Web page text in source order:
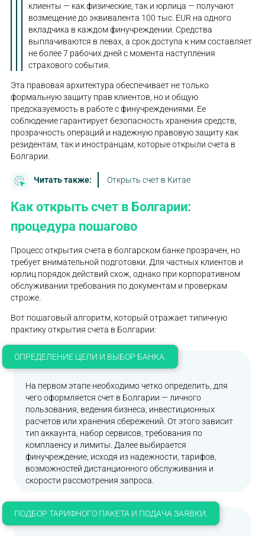
клиенты — как физические, так и юрлица — получают
возмещение до эквивалента 100 тыс. EUR на одного
вкладчика в каждом финучреждении. Средства
выплачиваются в левах, а срок доступа к ним составляет
не более 7 рабочих дней с момента наступления
страхового события.
Эта правовая архитектура обеспечивает не только
формальную защиту прав клиентов, но и общую
предсказуемость в работе с финучреждениями. Ее
соблюдение гарантирует безопасность хранения средств,
прозрачность операций и надежную правовую защиту как
резидентам, так и иностранцам, которые открыли счета в
Болгарии.
Читать также: Открыть счет в Китае
Как открыть счет в Болгарии:
процедура пошагово
Процесс открытия счета в болгарском банке прозрачен, но
требует внимательной подготовки. Для частных клиентов и
юрлиц порядок действий схож, однако при корпоративном
обслуживании требования по документам и проверкам
строже.
Вот пошаговый алгоритм, который отражает типичную
практику открытия счета в Болгарии:
ОПРЕДЕЛЕНИЕ ЦЕЛИ И ВЫБОР БАНКА.
На первом этапе необходимо четко определить, для
чего оформляется счет в Болгарии — личного
пользования, ведения бизнеса, инвестиционных
расчетов или хранения сбережений. От этого зависит
тип аккаунта, набор сервисов, требования по
комплаенсу и лимиты. Далее выбирается
финучреждение, исходя из надежности, тарифов,
возможностей дистанционного обслуживания и
скорости рассмотрения запроса.
ПОДБОР ТАРИФНОГО ПАКЕТА И ПОДАЧА ЗАЯВКИ.